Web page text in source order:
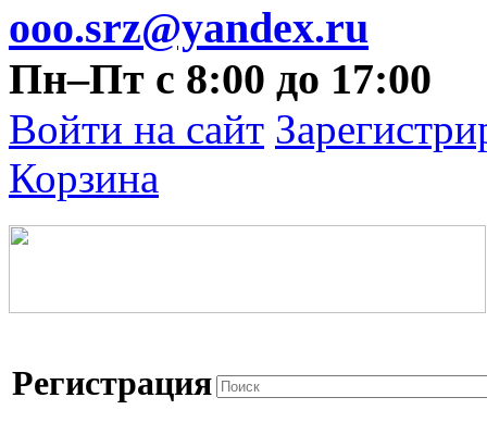
ooo.srz@yandex.ru
Пн–Пт с 8:00 до 17:00
Войти на сайт
Корзина
Регистрация